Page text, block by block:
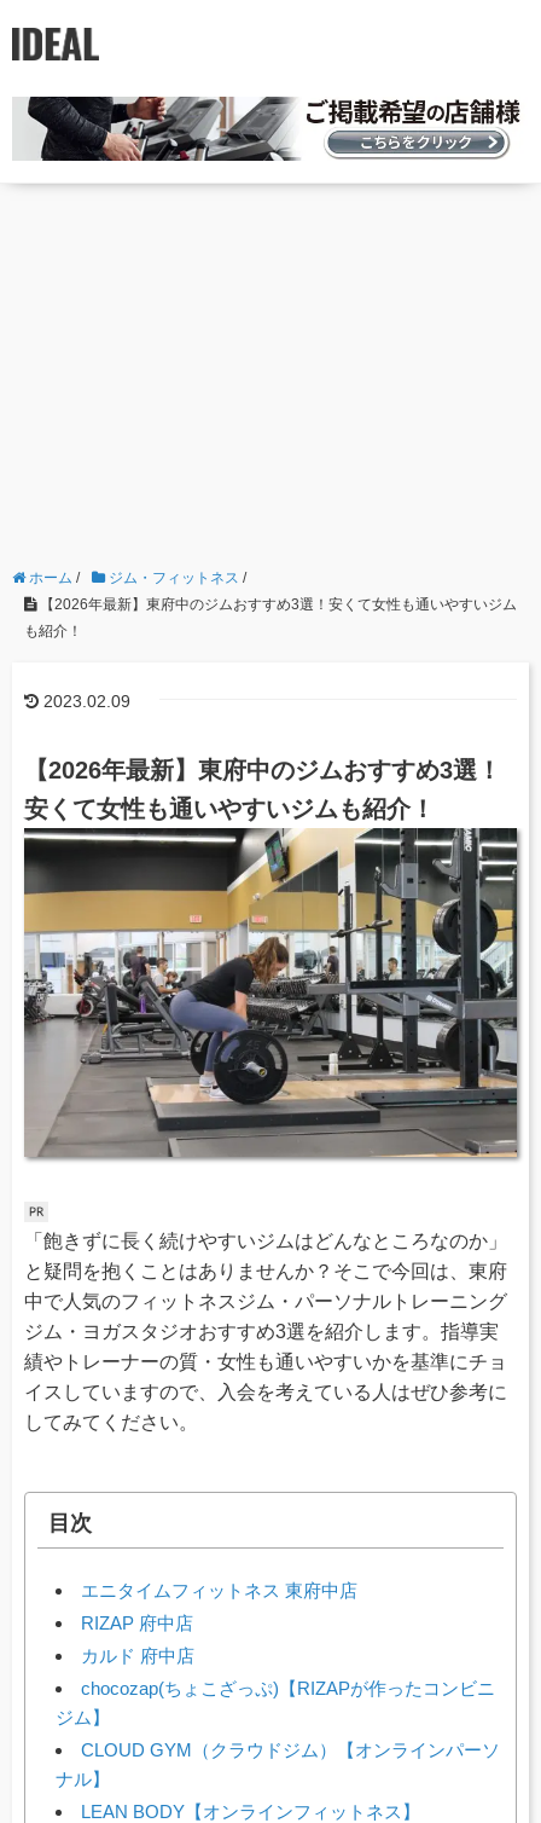
ホーム / ジム・フィットネス /
【2026年最新】東府中のジムおすすめ3選！安くて女性も通いやすいジム
も紹介！
2023.02.09
【2026年最新】東府中のジムおすすめ3選！
安くて女性も通いやすいジムも紹介！
「飽きずに長く続けやすいジムはどんなところなのか」
と疑問を抱くことはありませんか？そこで今回は、東府
中で人気のフィットネスジム・パーソナルトレーニング
ジム・ヨガスタジオおすすめ3選を紹介します。指導実
績やトレーナーの質・女性も通いやすいかを基準にチョ
イスしていますので、入会を考えている人はぜひ参考に
してみてください。
目次
エニタイムフィットネス 東府中店
RIZAP 府中店
カルド 府中店
chocozap(ちょこざっぷ)【RIZAPが作ったコンビニ
ジム】
CLOUD GYM（クラウドジム）【オンラインパーソ
ナル】
LEAN BODY【オンラインフィットネス】